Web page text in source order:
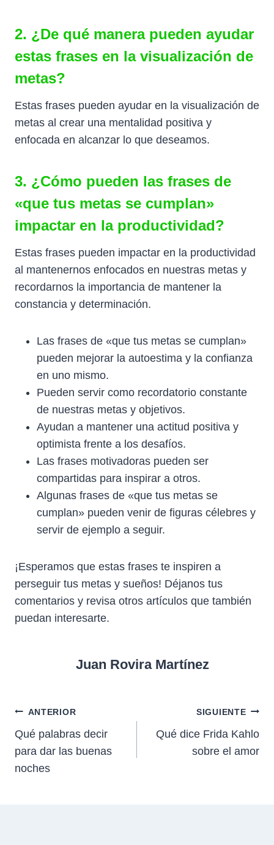
2. ¿De qué manera pueden ayudar
estas frases en la visualización de
metas?
Estas frases pueden ayudar en la visualización de
metas al crear una mentalidad positiva y
enfocada en alcanzar lo que deseamos.
3. ¿Cómo pueden las frases de
«que tus metas se cumplan»
impactar en la productividad?
Estas frases pueden impactar en la productividad
al mantenernos enfocados en nuestras metas y
recordarnos la importancia de mantener la
constancia y determinación.
Las frases de «que tus metas se cumplan»
pueden mejorar la autoestima y la confianza
en uno mismo.
Pueden servir como recordatorio constante
de nuestras metas y objetivos.
Ayudan a mantener una actitud positiva y
optimista frente a los desafíos.
Las frases motivadoras pueden ser
compartidas para inspirar a otros.
Algunas frases de «que tus metas se
cumplan» pueden venir de figuras célebres y
servir de ejemplo a seguir.
¡Esperamos que estas frases te inspiren a
perseguir tus metas y sueños! Déjanos tus
comentarios y revisa otros artículos que también
puedan interesarte.
Juan Rovira Martínez
Navegación
de
entradas
ANTERIOR
Qué palabras decir
para dar las buenas
noches
SIGUIENTE
Qué dice Frida Kahlo
sobre el amor